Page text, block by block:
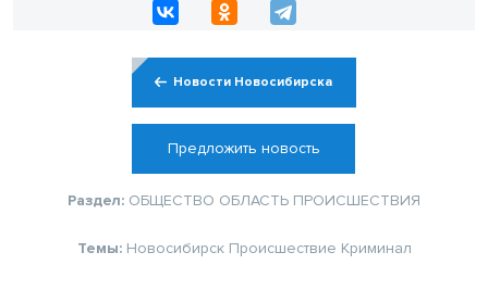
Новости Новосибирска
Предложить новость
Раздел: ОБЩЕСТВО ОБЛАСТЬ ПРОИСШЕСТВИЯ
Темы: Новосибирск Происшествие Криминал